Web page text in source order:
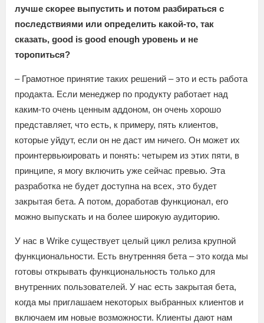
лучше скорее выпустить и потом разбираться с
последствиями или определить какой-то, так
сказать, good is good enough уровень и не
торопиться?
– Грамотное принятие таких решений – это и есть работа
продакта. Если менеджер по продукту работает над
каким-то очень ценным аддоном, он очень хорошо
представляет, что есть, к примеру, пять клиентов,
которые уйдут, если он не даст им ничего. Он может их
проинтервьюировать и понять: четырем из этих пяти, в
принципе, я могу включить уже сейчас превью. Эта
разработка не будет доступна на всех, это будет
закрытая бета. А потом, доработав функционал, его
можно выпускать и на более широкую аудиторию.
У нас в Wrike существует целый цикл релиза крупной
функциональности. Есть внутренняя бета – это когда мы
готовы открывать функциональность только для
внутренних пользователей. У нас есть закрытая бета,
когда мы приглашаем некоторых выбранных клиентов и
включаем им новые возможности. Клиенты дают нам